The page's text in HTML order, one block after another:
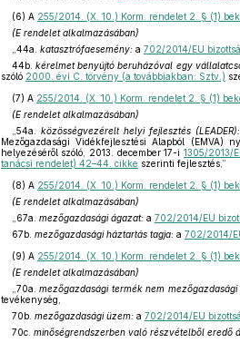
(6) A 255/2014. (X. 10.) Korm. rendelet 2. § (1)
(E rendelet alkalmazásában)
„44a. katasztrófaesemény:a 702/2014/EU
44b. kérelmet benyújtó beruházóval egy
szóló 2000. évi C. törvény (a továbbiakban: Sztv.)
(7) A 255/2014. (X. 10.) Korm. rendelet 2. § (1)
(E rendelet alkalmazásában)
„54a. közösségvezérelt helyi fejlesztés (LEADER):
Mezőgazdasági Vidékfejlesztési Alapból (EMVA)
helyezéséről szóló, 2013. december 17-i1305/2013/
tanácsi rendelet) 42–44. cikke szerinti fejlesztés,”
(8) A 255/2014. (X. 10.) Korm. rendelet 2. § (1)
(E rendelet alkalmazásában)
„67a. mezőgazdasági ágazat:a 702/2014/EU
67b. mezőgazdasági háztartás tagja:a 702/2014/
(9) A 255/2014. (X. 10.) Korm. rendelet 2. § (1)
(E rendelet alkalmazásában)
„70a.mezőgazdasági termék nem
tevékenység,
70b. mezőgazdasági üzem:a 702/2014/EU
70c. minőségrendszerben való részvételből eredő